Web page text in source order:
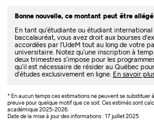
Bonne nouvelle, ce montant peut être
En tant qu’étudiante ou étudiant international
baccalauréat, vous avez droit aux bourses
accordées par l’UdeM tout au long de votre
universitaire. Notez qu’une inscription à
deux trimestres s’impose pour les
qu’il est nécessaire de résider au Québec
d’études exclusivement en ligne. En savoir
* En aucun temps ces estimations ne peuvent se substituer
preuve pour quelque motif que ce soit. Ces estimés sont
académique 2025-2026.
Date de la mise à jour des informations : 17 juillet 2025